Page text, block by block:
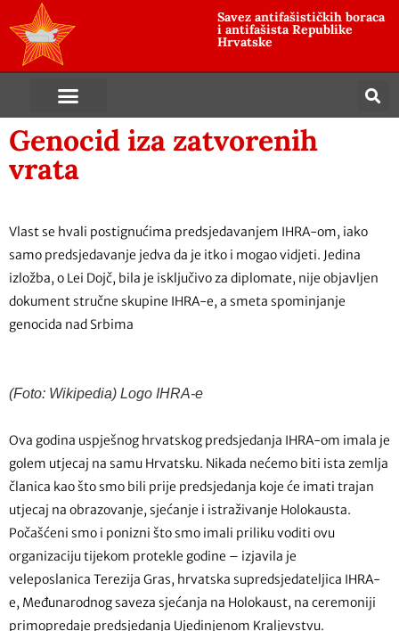
Savez antifašističkih boraca
i antifašista Republike
Hrvatske
Genocid iza zatvorenih
vrata
Vlast se hvali postignućima predsjedavanjem IHRA-om, iako
samo predsjedavanje jedva da je itko i mogao vidjeti. Jedina
izložba, o Lei Dojč, bila je isključivo za diplomate, nije objavljen
dokument stručne skupine IHRA-e, a smeta spominjanje
genocida nad Srbima
(Foto: Wikipedia) Logo IHRA-e
Ova godina uspješnog hrvatskog predsjedanja IHRA-om imala je
golem utjecaj na samu Hrvatsku. Nikada nećemo biti ista zemlja
članica kao što smo bili prije predsjedanja koje će imati trajan
utjecaj na obrazovanje, sjećanje i istraživanje Holokausta.
Počašćeni smo i ponizni što smo imali priliku voditi ovu
organizaciju tijekom protekle godine – izjavila je
veleposlanica Terezija Gras, hrvatska supredsjedateljica IHRA-
e, Međunarodnog saveza sjećanja na Holokaust, na ceremoniji
primopredaje predsjedanja Ujedinjenom Kraljevstvu.